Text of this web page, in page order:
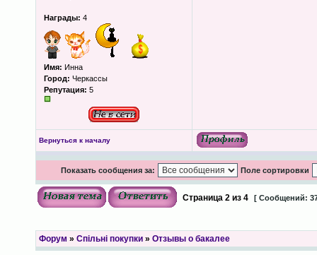
Награды: 4
Имя: Инна
Город: Черкассы
Репутация: 5
Вернуться к началу
Показать сообщения за: Поле сортировки
Страница 2из 4 [ Сообщений:
Форум » Спільні покупки» Отзывы о бакалее